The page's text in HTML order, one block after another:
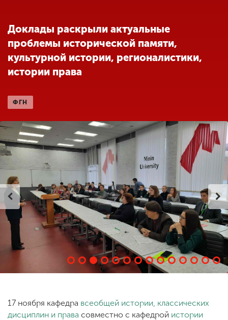
Другие виды
деятельности
Студенческая жизнь
образовательной
организации
ENG SPN CHI
Приемная
комиссия
+7 (831) 262-26-20
Доклады раскрыли актуальные
проблемы исторической памяти,
культурной истории, регионалистики,
истории права
ФГН
17 ноября кафедра всеобщей истории, классических
дисциплин и права совместно с кафедрой истории